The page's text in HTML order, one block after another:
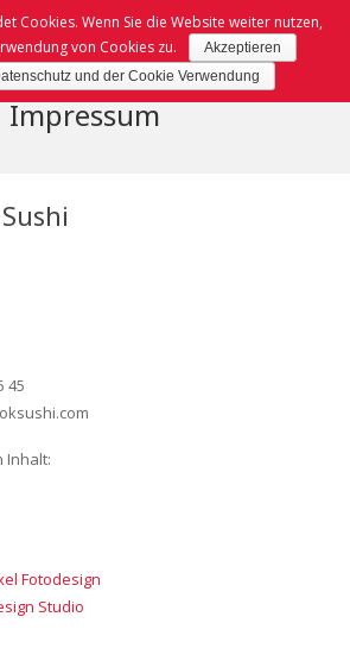
& Box-to-Go
Impressum
45
Inhalt:
Fotodesign
Studio
Cookies. Wenn Sie die Website weiter nutzen,
von Cookies zu.
Akzeptieren
und der Cookie Verwendung